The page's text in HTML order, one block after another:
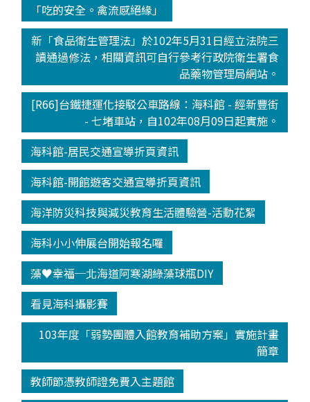
「吃的安全。禽流感絕緣」
新「食品衛生管理法」於102年5月31日經立法院三
讀通過修法，相關資訊可自行參考行政院衛生署食
品藥物管理局網站。
[R66]台鐵捷運化接駁公車路線：海科館 - 經新豐街
- 七堵車站，自102年08月09日起實施。
海科館-居民交通宣導折頁資訊
海科館-開館遊客交通宣導折頁資訊
海洋防災科技與減災教育生活體驗營-活動花絮
海科小小伸展台開始報名囉
藻♥幸福─北海道阿寒湖綠藻球瓶DIY
看見海科攝影賽
103年度「弱勢團體入館教育補助方案」實施計畫
簡章
教師節憑教師證免費入主題館